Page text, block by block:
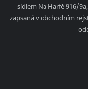
sídlem Na Harfě 916/
zapsaná v obchodním